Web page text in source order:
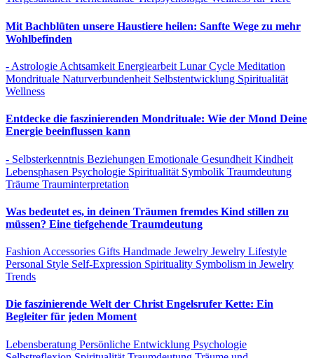
Mit Bachblüten unsere Haustiere heilen: Sanfte Wege zu mehr
Wohlbefinden
- Astrologie Achtsamkeit Energiearbeit Lunar Cycle Meditation
Mondrituale Naturverbundenheit Selbstentwicklung Spiritualität
Wellness
Entdecke die faszinierenden Mondrituale: Wie der Mond Deine
Energie beeinflussen kann
- Selbsterkenntnis Beziehungen Emotionale Gesundheit Kindheit
Lebensphasen Psychologie Spiritualität Symbolik Traumdeutung
Träume Trauminterpretation
Was bedeutet es, in deinen Träumen fremdes Kind stillen zu
müssen? Eine tiefgehende Traumdeutung
Fashion Accessories Gifts Handmade Jewelry Jewelry Lifestyle
Personal Style Self-Expression Spirituality Symbolism in Jewelry
Trends
Die faszinierende Welt der Christ Engelsrufer Kette: Ein
Begleiter für jeden Moment
Lebensberatung Persönliche Entwicklung Psychologie